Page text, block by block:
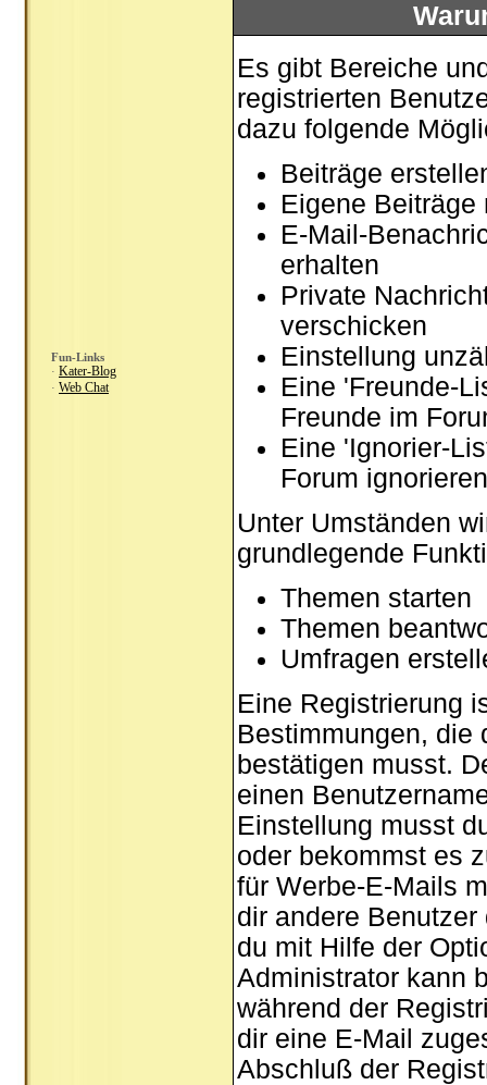
Fun-Links
· Kater-Blog
· Web Chat
Es gibt Bereiche
registrierten
dazu folgende
Beiträge
Eigene
E-Mail-
erhalten
Private
verschicken
Einstellung
Eine 'Freunde-
Freunde im
Eine 'Ignorier-
Forum
Unter Umständen
grundlegende
Themen starten
Themen
Umfragen
Eine Registrierung
Bestimmungen, die
bestätigen musst.
einen
Einstellung musst
oder bekommst es
für Werbe-E-Mails
dir andere
du mit Hilfe der
Administrator kann
während der
dir eine E-Mail
Abschluß der